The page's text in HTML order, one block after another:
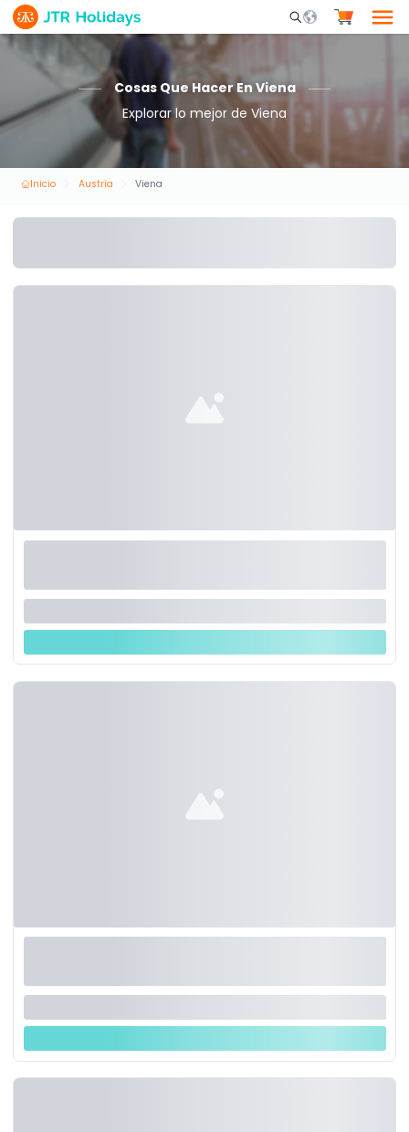
Mobile Search
Cosas Que Hacer En Viena
Explorar lo mejor de Viena
Inicio Austria Viena